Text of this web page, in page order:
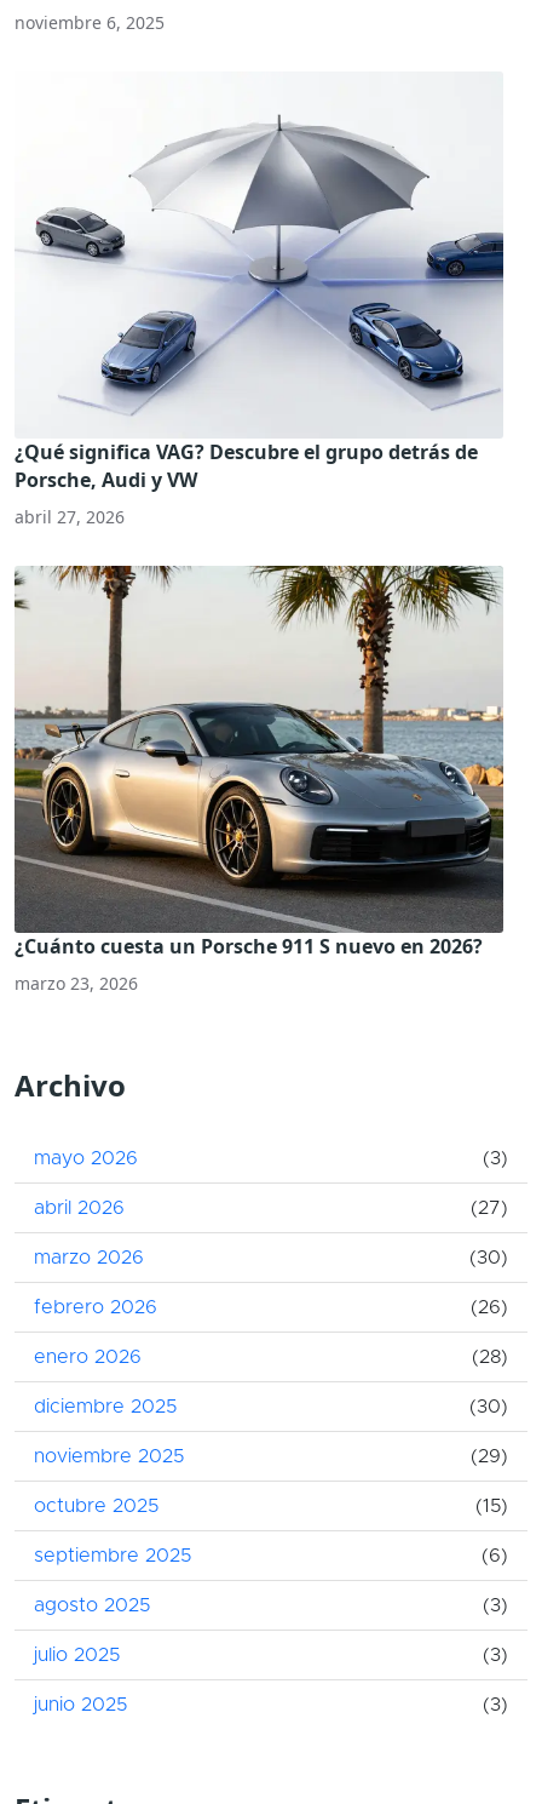
noviembre 6, 2025
¿Qué significa VAG? Descubre el grupo detrás de
Porsche, Audi y VW
abril 27, 2026
¿Cuánto cuesta un Porsche 911 S nuevo en 2026?
marzo 23, 2026
Archivo
mayo 2026 (3)
abril 2026 (27)
marzo 2026 (30)
febrero 2026 (26)
enero 2026 (28)
diciembre 2025 (30)
noviembre 2025 (29)
octubre 2025 (15)
septiembre 2025 (6)
agosto 2025 (3)
julio 2025 (3)
junio 2025 (3)